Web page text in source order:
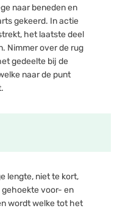
naar beneden en
gekeerd. In actie
het laatste deel
Nimmer over de rug
gedeelte bij de
naar de punt
lengte, niet te kort,
voor- en
wordt welke tot het